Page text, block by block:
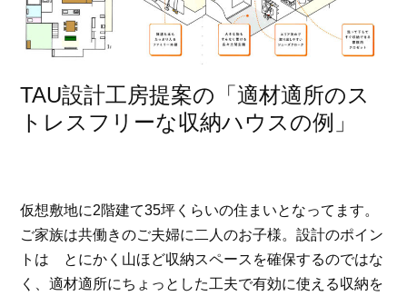
TAU設計工房提案の「適材適所のス
トレスフリーな収納ハウスの例」
仮想敷地に2階建て35坪くらいの住まいとなってます。
ご家族は共働きのご夫婦に二人のお子様。設計のポイン
トは とにかく山ほど収納スペースを確保するのではな
く、適材適所にちょっとした工夫で有効に使える収納を